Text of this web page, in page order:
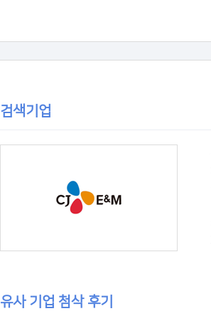
검색기업
유사 기업 첨삭 후기